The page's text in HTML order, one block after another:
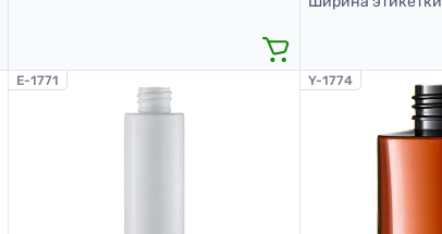
E-1771 Y-1774